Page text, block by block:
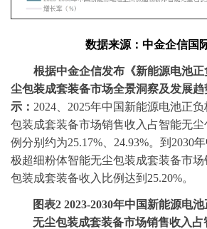
数据来源：中金企信国
‌根据中金企信发布 《新能源电池
尘包装成套装备市场全景洞察及发展趋
示 ： 2024、2025年中国新能源电池正
包装成套装备市场销售收入占智能无
例分别 约为25.17% 24.93%。到 2030
极超细粉体智能无尘包装成套装备市
包装成套装备收入比例达到 25.20%。
图表2 2023-2030年中国新能源电
无尘包装成套装备市场销售收入